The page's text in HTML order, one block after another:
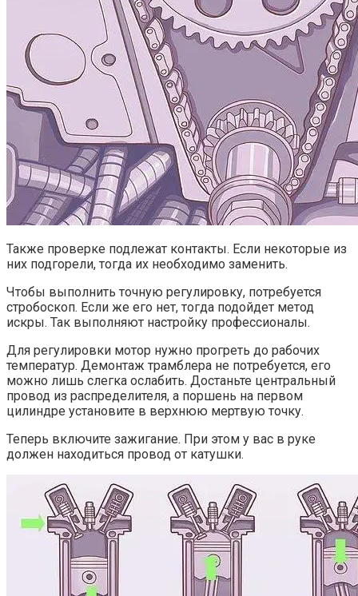
Также проверке подлежат контакты. Если некоторые из
них подгорели, тогда их необходимо заменить.
Чтобы выполнить точную регулировку, потребуется
стробоскоп. Если же его нет, тогда подойдет метод
искры. Так выполняют настройку профессионалы.
Для регулировки мотор нужно прогреть до рабочих
температур. Демонтаж трамблера не потребуется, его
можно лишь слегка ослабить. Достаньте центральный
провод из распределителя, а поршень на первом
цилиндре установите в верхнюю мертвую точку.
Теперь включите зажигание. При этом у вас в руке
должен находиться провод от катушки.